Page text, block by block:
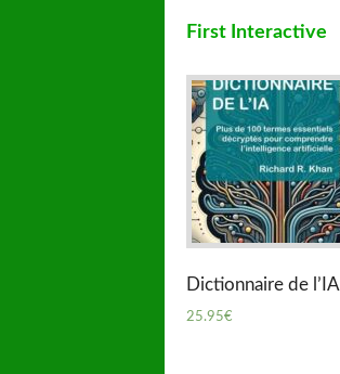
First Interactive
Dictionnaire de l’IA
25.95€